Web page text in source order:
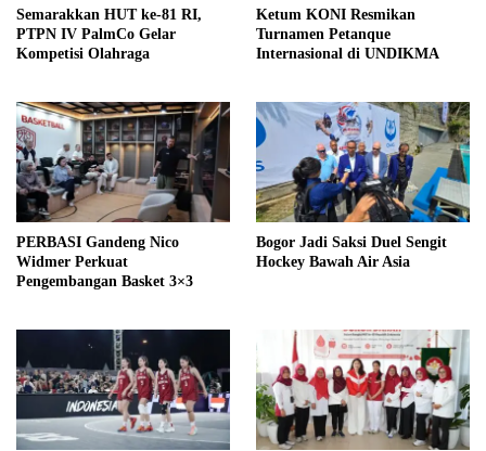
Semarakkan HUT ke-81 RI,
PTPN IV PalmCo Gelar
Kompetisi Olahraga
Ketum KONI Resmikan
Turnamen Petanque
Internasional di UNDIKMA
PERBASI Gandeng Nico
Widmer Perkuat
Pengembangan Basket 3×3
Bogor Jadi Saksi Duel Sengit
Hockey Bawah Air Asia